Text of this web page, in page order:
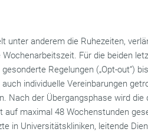
unter anderem die Ruhezeiten,
Für die beiden
Regelungen („Opt-out“)
individuelle Vereinbarungen
Nach der Übergangsphase wird
auf maximal 48 Wochenstunden
in Universitätskliniken, leitende